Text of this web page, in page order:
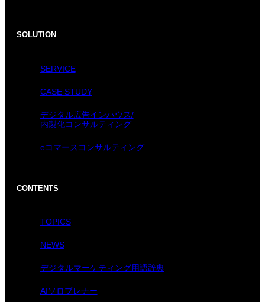
SOLUTION
SERVICE
CASE STUDY
デジタル広告インハウス/
内製化コンサルティング
eコマースコンサルティング
CONTENTS
TOPICS
NEWS
デジタルマーケティング用語辞典
AIソロプレナー